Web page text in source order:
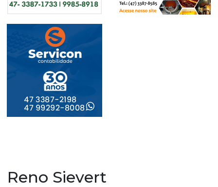
Reno Sievert